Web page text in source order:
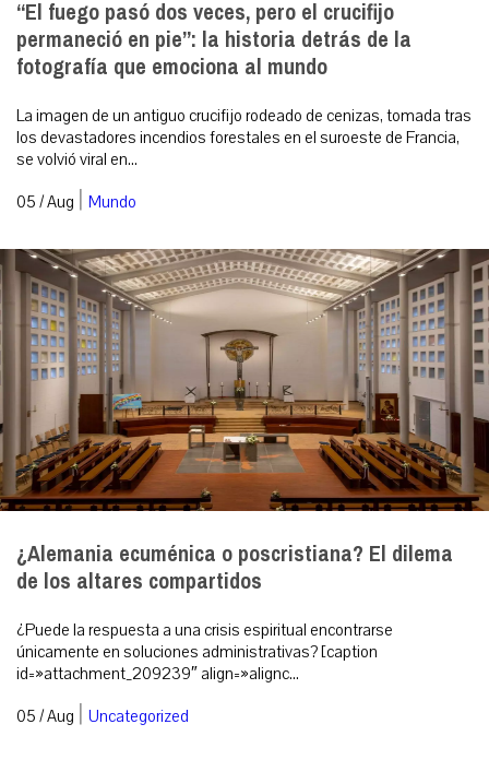
“El fuego pasó dos veces, pero el crucifijo
permaneció en pie”: la historia detrás de la
fotografía que emociona al mundo
La imagen de un antiguo crucifijo rodeado de cenizas, tomada tras
los devastadores incendios forestales en el suroeste de Francia,
se volvió viral en...
05 / Aug | Mundo
¿Alemania ecuménica o poscristiana? El dilema
de los altares compartidos
¿Puede la respuesta a una crisis espiritual encontrarse
únicamente en soluciones administrativas? [caption
id=»attachment_209239″ align=»alignc...
05 / Aug | Uncategorized